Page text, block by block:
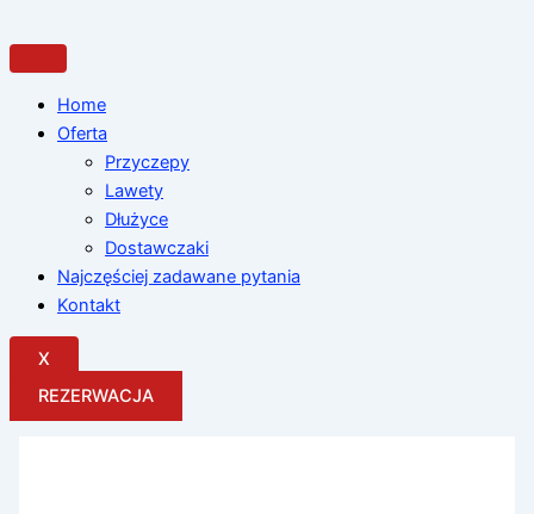
do
treści
Home
Oferta
Przyczepy
Lawety
Dłużyce
Dostawczaki
Najczęściej zadawane pytania
Kontakt
X
REZERWACJA